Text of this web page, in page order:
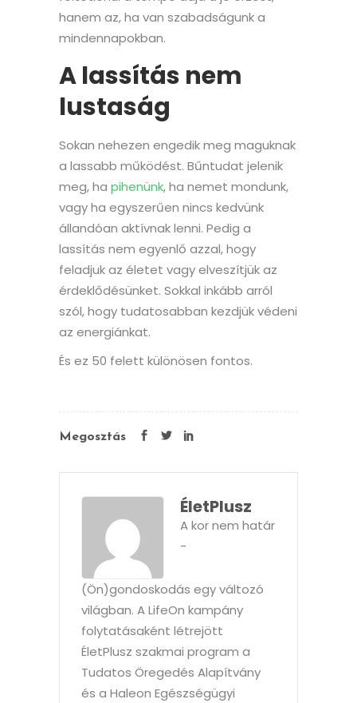
hanem az, ha van szabadságunk a
mindennapokban.
A lassítás nem
lustaság
Sokan nehezen engedik meg maguknak
a lassabb működést. Bűntudat jelenik
meg, ha pihenünk, ha nemet mondunk,
vagy ha egyszerűen nincs kedvünk
állandóan aktívnak lenni. Pedig a
lassítás nem egyenlő azzal, hogy
feladjuk az életet vagy elveszítjük az
érdeklődésünket. Sokkal inkább arról
szól, hogy tudatosabban kezdjük védeni
az energiánkat.
És ez 50 felett különösen fontos.
Megosztás
ÉletPlusz
A kor nem határ
-
(Ön)gondoskodás egy változó
világban. A LifeOn kampány
folytatásaként létrejött
ÉletPlusz szakmai program a
Tudatos Öregedés Alapítvány
és a Haleon Egészségügyi